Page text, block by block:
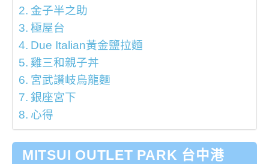
金子半之助
極屋台
Due Italian黃金鹽拉麵
雞三和親子丼
宮武讚岐烏龍麵
銀座宮下
心得
MITSUI OUTLET PARK 台中港